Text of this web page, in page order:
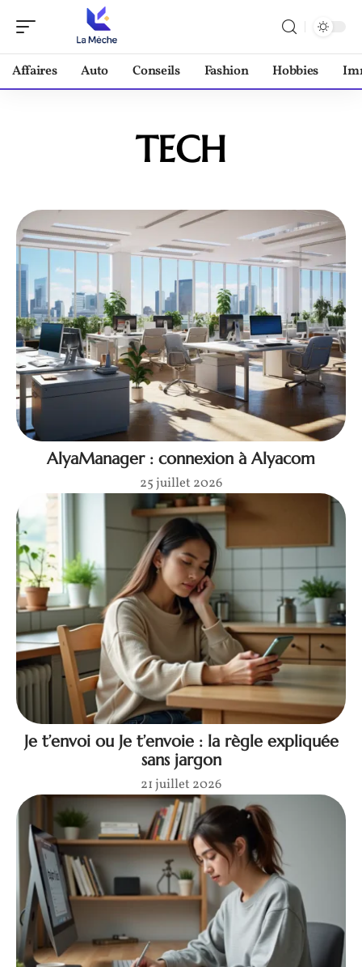
Affaires Auto Conseils Fashion Hobbies
TECH
AlyaManager : connexion à Alyacom
25 juillet 2026
Je t’envoi ou Je t’envoie : la règle expliquée
sans jargon
21 juillet 2026